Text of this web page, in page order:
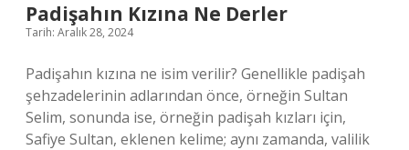
Padişahın Kızına Ne Derler
Tarih: Aralık 28, 2024
Padişahın kızına ne isim verilir? Genellikle padişah
şehzadelerinin adlarından önce, örneğin Sultan
Selim, sonunda ise, örneğin padişah kızları için,
Safiye Sultan, eklenen kelime; aynı zamanda, valilik